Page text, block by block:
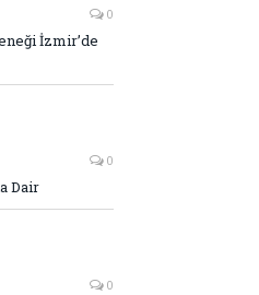
0
İzmir’de
0
Dair
0